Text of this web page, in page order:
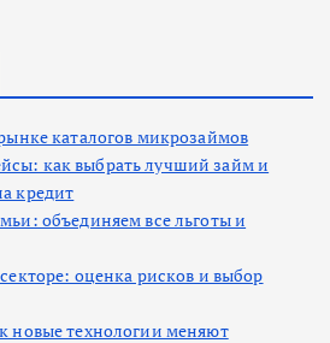
каталогов микрозаймов
как выбрать лучший займ и
кредит
объединяем все льготы и
оценка рисков и выбор
новые технологии меняют